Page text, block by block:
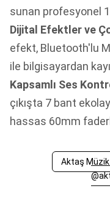
sunan profesyonel
Dijital Efektler ve
efekt, Bluetooth'lu
ile bilgisayardan
Kapsamlı Ses
çıkışta 7 bant
hassas 60mm
Aktaş